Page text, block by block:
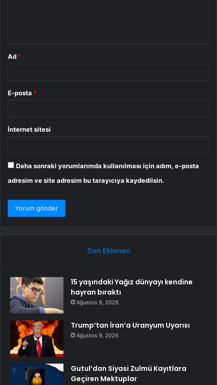
Ad *
E-posta *
İnternet sitesi
Daha sonraki yorumlarımda kullanılması için adım, e-posta
adresim ve site adresim bu tarayıcıya kaydedilsin.
Son Eklenen
15 yaşındaki Yağız dünyayı kendine
hayran bıraktı
Ağustos 9, 2026
Trump’tan İran’a Uranyum Uyarısı
Ağustos 9, 2026
Gutul’dan Siyasi Zulmü Kayıtlara
Geçiren Mektuplar